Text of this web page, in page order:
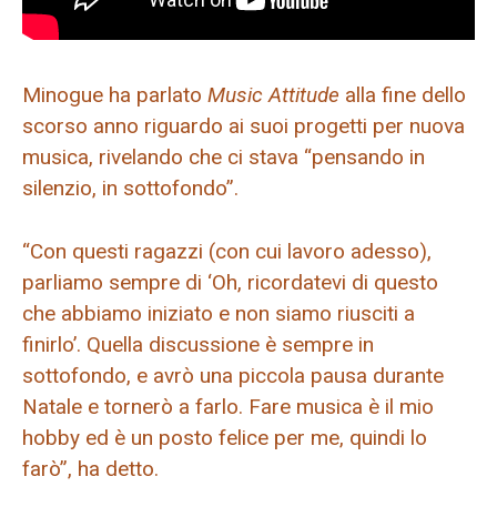
Minogue ha parlato Music Attitude alla fine dello
scorso anno riguardo ai suoi progetti per nuova
musica, rivelando che ci stava “pensando in
silenzio, in sottofondo”.
“Con questi ragazzi (con cui lavoro adesso),
parliamo sempre di ‘Oh, ricordatevi di questo
che abbiamo iniziato e non siamo riusciti a
finirlo’. Quella discussione è sempre in
sottofondo, e avrò una piccola pausa durante
Natale e tornerò a farlo. Fare musica è il mio
hobby ed è un posto felice per me, quindi lo
farò”, ha detto.